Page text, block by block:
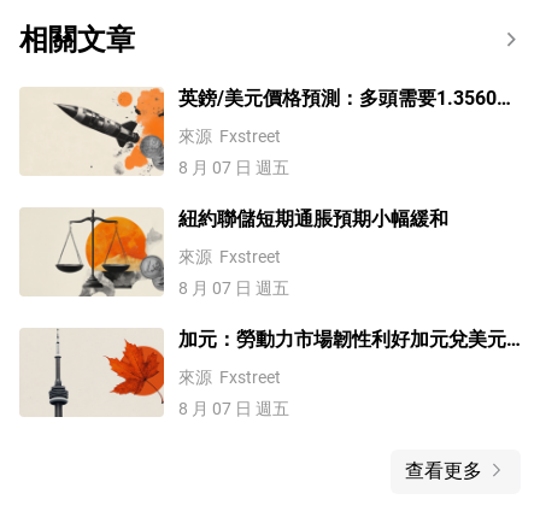
相關文章
英鎊/美元價格預測：多頭需要1.3560才
能打開1.3600
來源 Fxstreet
8 月 07 日 週五
紐約聯儲短期通脹預期小幅緩和
來源 Fxstreet
8 月 07 日 週五
加元：勞動力市場韌性利好加元兌美元
– 道明證券
來源 Fxstreet
8 月 07 日 週五
查看更多